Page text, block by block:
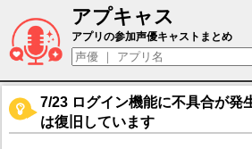
アプキャス
女媧（声優：川澄綾子)
アプリの参加声優キャストまとめ
7/23 ログイン機能に不具合が発
は復旧しています